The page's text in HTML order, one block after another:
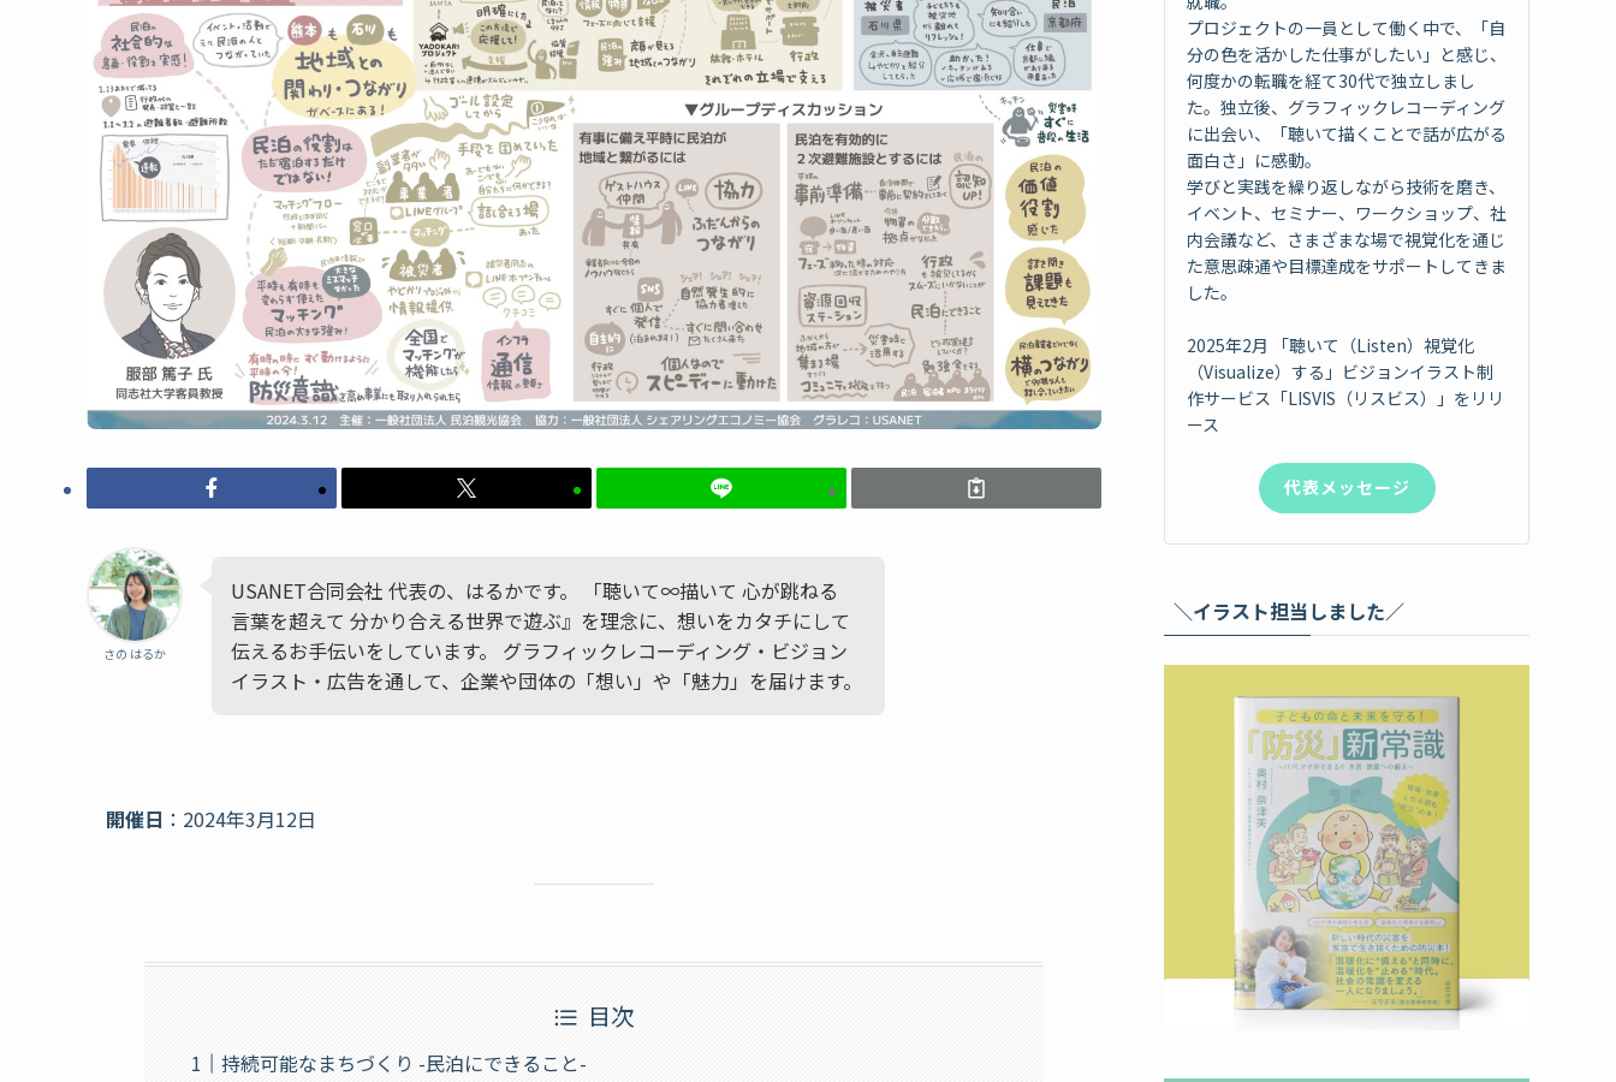
さの はるか
USANET合同会社 代表の、はるかです。 「聴いて∞描いて 心が跳ねる
言葉を超えて 分かり合える世界で遊ぶ』を理念に、想いをカタチにして
伝えるお手伝いをしています。 グラフィックレコーディング・ビジョン
イラスト・広告を通して、企業や団体の「想い」や「魅力」を届けます。
開催日 ：2024年3月12日
目次
持続可能なまちづくり -民泊にできること-
プロジェクトの一員として働く中で、「自
分の色を活かした仕事がしたい」と感じ、
何度かの転職を経て30代で独立しまし
た。独立後、グラフィックレコーディング
に出会い、「聴いて描くことで話が広がる
面白さ」に感動。
学びと実践を繰り返しながら技術を磨き、
イベント、セミナー、ワークショップ、社
内会議など、さまざまな場で視覚化を通じ
た意思疎通や目標達成をサポートしてきま
した。
2025年2月 「聴いて（Listen）視覚化
（Visualize）する」ビジョンイラスト制
作サービス「LISVIS（リスビス）」をリリ
ース
代表メッセージ
＼イラスト担当しました／